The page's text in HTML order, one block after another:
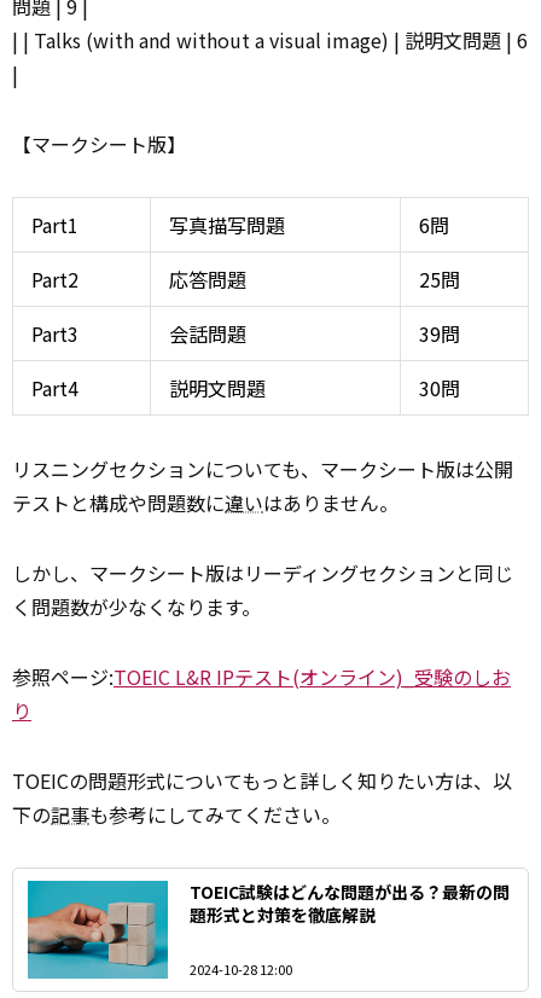
| | Talks (with and without a visual image) | 説明文問題 | 6
|
【マークシート版】
Part1 写真描写問題
6問
Part2
応答問題
25問
Part3
会話問題
39問
Part4
説明文問題 30問
リスニングセクションについても、マークシート版は公開
テストと構成や問題数に違いはありません。
しかし、マークシート版はリーディングセクションと同じ
く問題数が少なくなります。
参照ページ:TOEIC L&R IPテスト(オンライン)_受験のしお
り
TOEICの問題形式についてもっと詳しく知りたい方は、以
下の記事も参考にしてみてください。
TOEIC試験はどんな問題が出る？最新の問
題形式と対策を徹底解説
2024-10-28 12:00